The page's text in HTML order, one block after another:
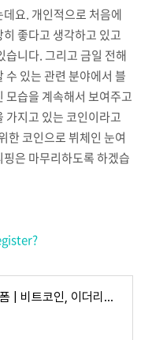
요. 개인적으로 처음에
좋다고 생각하고 있고
습니다. 그리고 금일 전해
있는 관련 분야에서 블
모습을 계속해서 보여주고
가지고 있는 코인이라고
한 코인으로 뷔체인 눈여
은 마무리하도록 하겠습
암호화폐 거래 플랫폼 | 비트코인, 이더리움, 알트코인, NFT, DeFi 구매 | MEXC